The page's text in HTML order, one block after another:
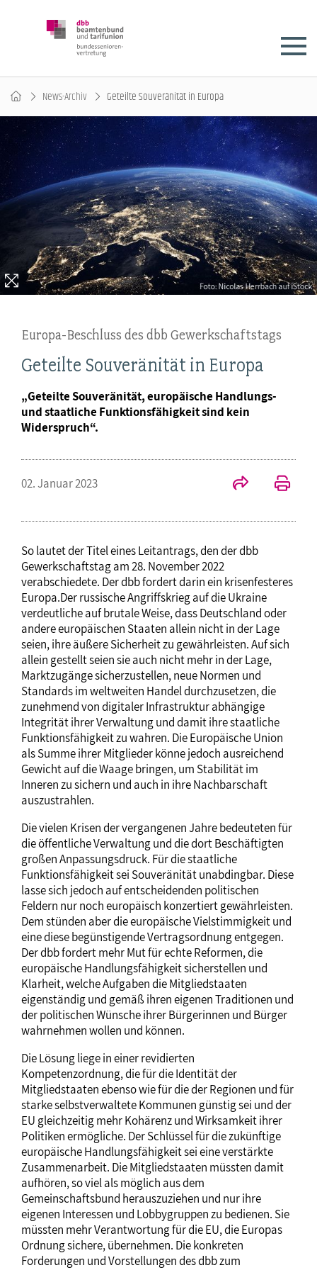
News-Archiv Geteilte Souveränität in Europa
Europa-Beschluss des dbb Gewerkschaftstags
Geteilte Souveränität in Europa
„Geteilte Souveränität, europäische Handlungs-
und staatliche Funktionsfähigkeit sind kein
Widerspruch“.
02. Januar 2023
So lautet der Titel eines Leitantrags, den der dbb
Gewerkschaftstag am 28. November 2022
verabschiedete. Der dbb fordert darin ein krisenfesteres
Europa.Der russische Angriffskrieg auf die Ukraine
verdeutliche auf brutale Weise, dass Deutschland oder
andere europäischen Staaten allein nicht in der Lage
seien, ihre äußere Sicherheit zu gewährleisten. Auf sich
allein gestellt seien sie auch nicht mehr in der Lage,
Marktzugänge sicherzustellen, neue Normen und
Standards im weltweiten Handel durchzusetzen, die
zunehmend von digitaler Infrastruktur abhängige
Integrität ihrer Verwaltung und damit ihre staatliche
Funktionsfähigkeit zu wahren. Die Europäische Union
als Summe ihrer Mitglieder könne jedoch ausreichend
Gewicht auf die Waage bringen, um Stabilität im
Inneren zu sichern und auch in ihre Nachbarschaft
auszustrahlen.
Die vielen Krisen der vergangenen Jahre bedeuteten für
die öffentliche Verwaltung und die dort Beschäftigten
großen Anpassungsdruck. Für die staatliche
Funktionsfähigkeit sei Souveränität unabdingbar. Diese
lasse sich jedoch auf entscheidenden politischen
Feldern nur noch europäisch konzertiert gewährleisten.
Dem stünden aber die europäische Vielstimmigkeit und
eine diese begünstigende Vertragsordnung entgegen.
Der dbb fordert mehr Mut für echte Reformen, die
europäische Handlungsfähigkeit sicherstellen und
Klarheit, welche Aufgaben die Mitgliedstaaten
eigenständig und gemäß ihren eigenen Traditionen und
der politischen Wünsche ihrer Bürgerinnen und Bürger
wahrnehmen wollen und können.
Die Lösung liege in einer revidierten
Kompetenzordnung, die für die Identität der
Mitgliedstaaten ebenso wie für die der Regionen und für
starke selbstverwaltete Kommunen günstig sei und der
EU gleichzeitig mehr Kohärenz und Wirksamkeit ihrer
Politiken ermögliche. Der Schlüssel für die zukünftige
europäische Handlungsfähigkeit sei eine verstärkte
Zusammenarbeit. Die Mitgliedstaaten müssten damit
aufhören, so viel als möglich aus dem
Gemeinschaftsbund herauszuziehen und nur ihre
eigenen Interessen und Lobbygruppen zu bedienen. Sie
müssten mehr Verantwortung für die EU, die Europas
Ordnung sichere, übernehmen. Die konkreten
Forderungen und Vorstellungen des dbb zum